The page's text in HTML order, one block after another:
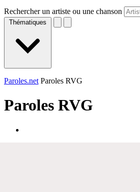
Rechercher un artiste ou une chanson
Thématiques
Paroles.net Paroles RVG
Paroles RVG